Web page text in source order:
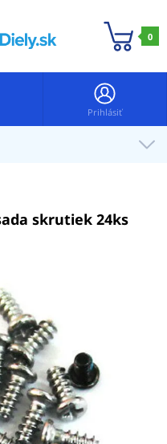
0
Prihlásiť
skrutiek 24ks